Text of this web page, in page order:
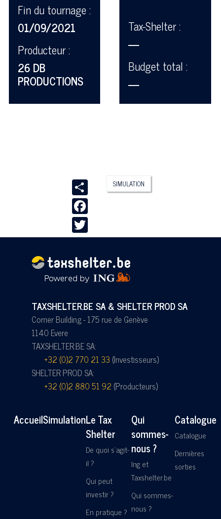
Fin du tournage :
01/09/2021
Producteur :
26 DB
PRODUCTIONS
Tax-Shelter :
—
Budget total :
—
Share
Facebook
Twitter
SIMULATION
TAXSHELTER.BE SA & SHELTER PROD SA
Corner Building - 175 rue de Genève
1140 Evere
TAXSHELTER.BE SA:
+32 (0)2 770 21 33 (Investisseurs)
SHELTER PROD SA:
+32 (0)2 880 51 92 (Producteurs)
AccueilSimulationLe Tax
Shelter
De quoi s'agit-
il ?
Qui peut
investir ?
En pratique ?
Qui
sommes-
nous ?
Ing et
Taxshelter.be
Qui sommes-
nous ?
Catalogue
Catalogue
Dernières
sorties